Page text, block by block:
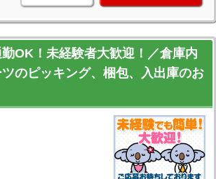
OK！未経験者大歓迎！／倉庫内
のピッキング、梱包、入出庫のお